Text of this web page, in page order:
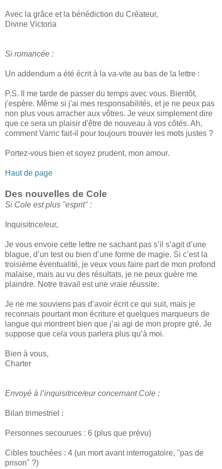
Avec la grâce et la bénédiction du Créateur,
Divine Victoria
Si romancée :
Un addendum a été écrit à la va-vite au bas de la lettre :
P.S. Il me tarde de passer du temps avec vous. Bientôt,
j'espère. Même si j'ai mes responsabilités, et je ne peux pas
non plus vous arracher aux vôtres. Je veux simplement dire
que ce sera un plaisir d'être de nouveau à vos côtés. Ah,
comment Varric fait-il pour toujours trouver les mots justes ?
Portez-vous bien et soyez prudent, mon amour.
Haut de page
Des nouvelles de Cole
Si Cole est plus "esprit" :
Inquisitrice/eur,
Je vous envoie cette lettre ne sachant pas s’il s’agit d’une
blague, d’un test ou bien d’une forme de magie. Si c’est la
troisième éventualité, je veux vous faire part de mon profond
malaise, mais au vu des résultats, je ne peux guère me
plaindre. Notre travail est une vraie réussite.
Je ne me souviens pas d’avoir écrit ce qui suit, mais je
reconnais pourtant mon écriture et quelques marqueurs de
langue qui montrent bien que j’ai agi de mon propre gré. Je
suppose que cela vous parlera plus qu’à moi.
Bien à vous,
Charter
Envoyé à l’inquisitrice/eur concernant Cole :
Bilan trimestriel :
Personnes secourues : 6 (plus que prévu)
Cibles touchées : 4 (un mort avant interrogatoire, "pas de
prison" ?)